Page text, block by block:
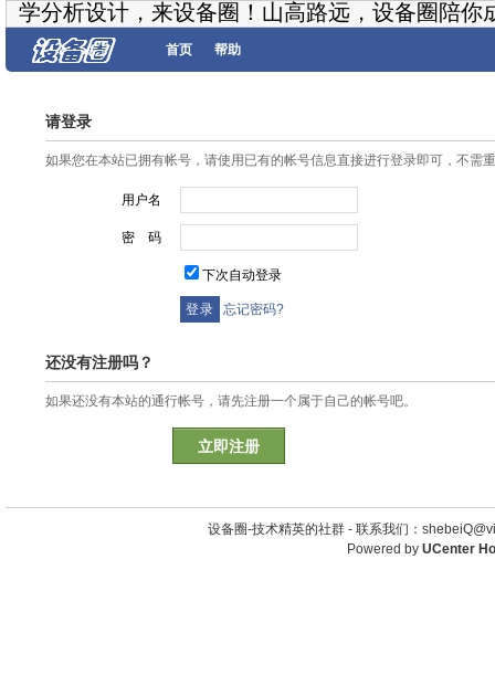
学分析设计，来设备圈！山高路远，设备圈陪你
首页 帮助
请登录
如果您在本站已拥有帐号，请使用已有的帐号信息直接进行登录即可，不需
用户名
密 码
下次自动登录
忘记密码?
还没有注册吗？
如果还没有本站的通行帐号，请先注册一个属于自己的帐号吧。
立即注册
设备圈-技术精英的社群 - 联系我们：
Powered by UCenter